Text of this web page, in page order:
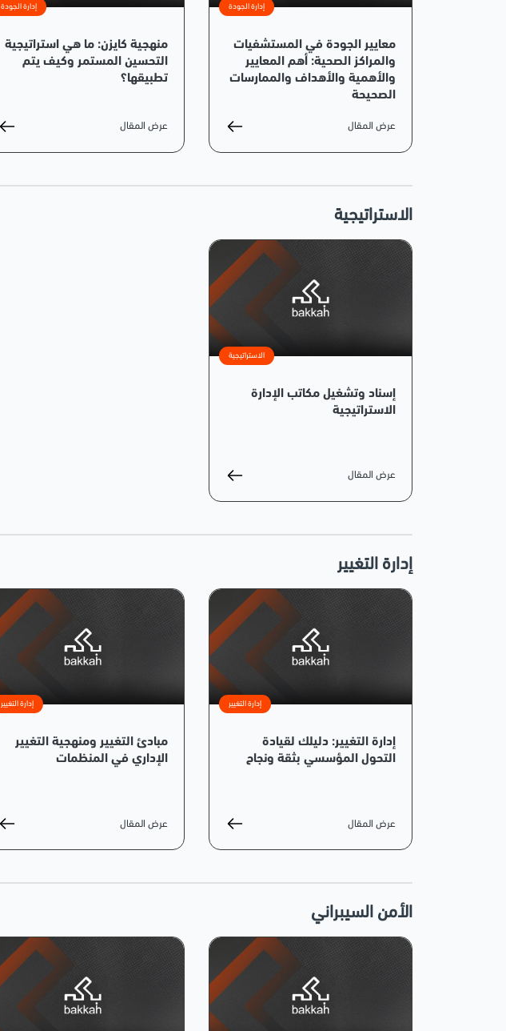
إدارة الجودة
معايير الجودة في المستشفيات
والمراكز الصحية: أهم المعايير
والأهمية والأهداف والممارسات
الصحيحة
عرض المقال
إدارة الجودة
منهجية كايزن: ما هي استراتيجية
التحسين المستمر وكيف يتم
تطبيقها؟
عرض المقال
الاستراتيجية
الاستراتيجية
إسناد وتشغيل مكاتب الإدارة
الاستراتيجية
عرض المقال
إدارة التغيير
إدارة التغيير
إدارة التغيير: دليلك لقيادة
التحول المؤسسي بثقة ونجاح
عرض المقال
إدارة التغيير
مبادئ التغيير ومنهجية التغيير
الإداري في المنظمات
عرض المقال
الأمن السيبراني